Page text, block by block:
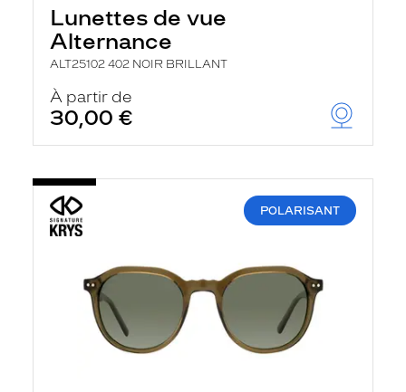
Lunettes de vue
Alternance
ALT25102 402 NOIR BRILLANT
À partir de
30,00 €
POLARISANT